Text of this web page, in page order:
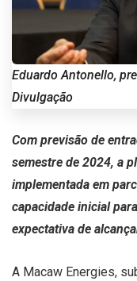
Eduardo Antonello,
Divulgação
Com previsão de
semestre de 2024, a
implementada em
capacidade inicial
expectativa de
A Macaw Energies,